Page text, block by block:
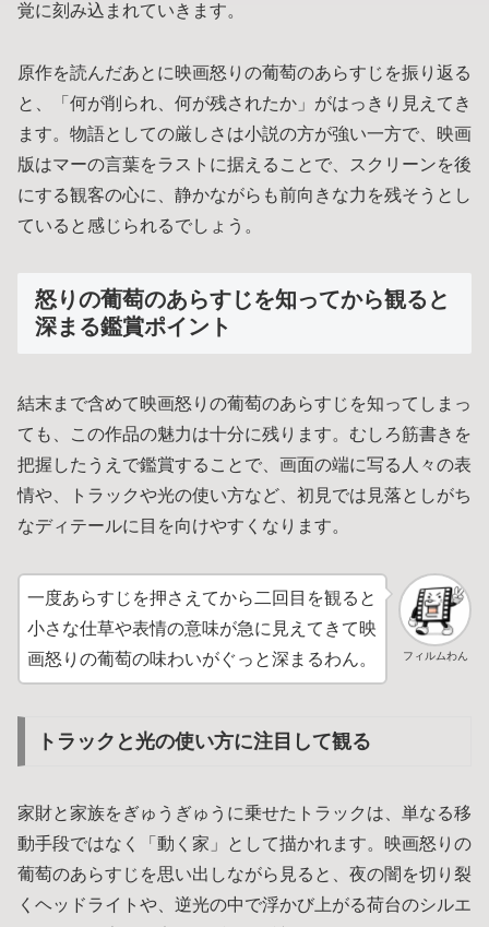
覚に刻み込まれていきます。
原作を読んだあとに映画怒りの葡萄のあらすじを振り返る
と、「何が削られ、何が残されたか」がはっきり見えてき
ます。物語としての厳しさは小説の方が強い一方で、映画
版はマーの言葉をラストに据えることで、スクリーンを後
にする観客の心に、静かながらも前向きな力を残そうとし
ていると感じられるでしょう。
怒りの葡萄のあらすじを知ってから観ると
深まる鑑賞ポイント
結末まで含めて映画怒りの葡萄のあらすじを知ってしまっ
ても、この作品の魅力は十分に残ります。むしろ筋書きを
把握したうえで鑑賞することで、画面の端に写る人々の表
情や、トラックや光の使い方など、初見では見落としがち
なディテールに目を向けやすくなります。
フィルムわん
一度あらすじを押さえてから二回目を観ると
小さな仕草や表情の意味が急に見えてきて映
画怒りの葡萄の味わいがぐっと深まるわん。
トラックと光の使い方に注目して観る
家財と家族をぎゅうぎゅうに乗せたトラックは、単なる移
動手段ではなく「動く家」として描かれます。映画怒りの
葡萄のあらすじを思い出しながら見ると、夜の闇を切り裂
くヘッドライトや、逆光の中で浮かび上がる荷台のシルエ